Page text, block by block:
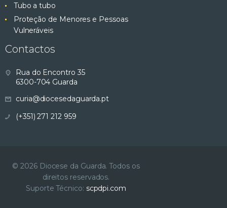
Tubo a tubo
Proteção de Menores e Pessoas
Vulneráveis
Contactos
Rua do Encontro 35
6300-704 Guarda
curia@diocesedaguarda.pt
(+351) 271 212 959
© 2026 Diocese da Guarda. Todos os
direitos reservados.
Suporte Técnico: scpdpi.com